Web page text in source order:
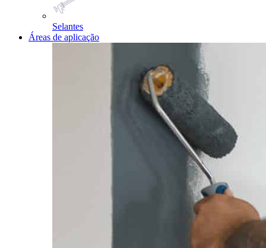
Selantes
Áreas de aplicação